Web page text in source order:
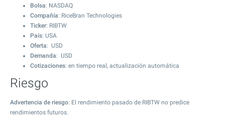
Bolsa: NASDAQ
Compañía: RiceBran Technologies
Ticker: RIBTW
País: USA
Oferta: USD
Demanda: USD
Cotizaciones: en tiempo real, actualización automática
Riesgo
Advertencia de riesgo: El rendimiento pasado de RIBTW no predice
rendimientos futuros.